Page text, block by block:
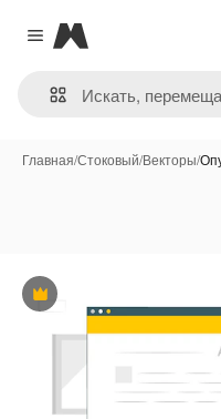
Close menu
Magnific
Главная/Стоковый/Векторы/
Премиум